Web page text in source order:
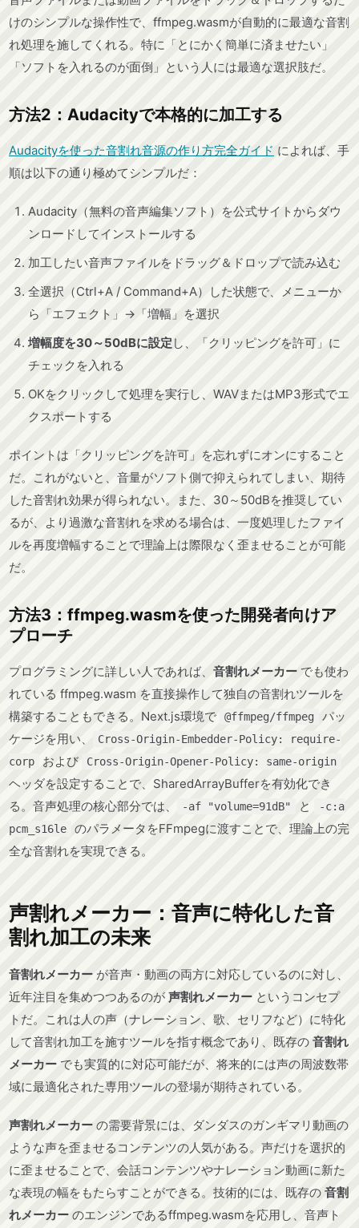
けのシンプルな操作性で、ffmpeg.wasmが自動的に最適な音割
れ処理を施してくれる。特に「とにかく簡単に済ませたい」
「ソフトを入れるのが面倒」という人には最適な選択肢だ。
方法2：Audacityで本格的に加工する
Audacityを使った音割れ音源の作り方完全ガイド によれば、手
順は以下の通り極めてシンプルだ：
Audacity（無料の音声編集ソフト）を公式サイトからダウ
ンロードしてインストールする
加工したい音声ファイルをドラッグ＆ドロップで読み込む
全選択（Ctrl+A / Command+A）した状態で、メニューか
ら「エフェクト」→「増幅」を選択
増幅度を30～50dBに設定 し、「クリッピングを許可」に
チェックを入れる
OKをクリックして処理を実行し、WAVまたはMP3形式でエ
クスポートする
ポイントは「クリッピングを許可」を忘れずにオンにすること
だ。これがないと、音量がソフト側で抑えられてしまい、期待
した音割れ効果が得られない。また、30～50dBを推奨してい
るが、より過激な音割れを求める場合は、一度処理したファイ
ルを再度増幅することで理論上は際限なく歪ませることが可能
だ。
方法3：ffmpeg.wasmを使った開発者向けア
プローチ
プログラミングに詳しい人であれば、 音割れメーカー でも使わ
れている ffmpeg.wasm を直接操作して独自の音割れツールを
構築することもできる。Next.js環境で
@ffmpeg/ffmpeg
パッ
ケージを用い、
Cross-Origin-Embedder-Policy: require-
corp
および Cross-Origin-Opener-Policy: same-origin
ヘッダを設定することで、SharedArrayBufferを有効化でき
る。音声処理の核心部分では、
-af "volume=91dB" と
-c:a
pcm_s16le
のパラメータをFFmpegに渡すことで、理論上の完
全な音割れを実現できる。
声割れメーカー：音声に特化した音
割れ加工の未来
音割れメーカー が音声・動画の両方に対応しているのに対し、
近年注目を集めつつあるのが 声割れメーカー というコンセプ
トだ。これは人の声（ナレーション、歌、セリフなど）に特化
して音割れ加工を施すツールを指す概念であり、既存の 音割れ
メーカー でも実質的に対応可能だが、将来的には声の周波数帯
域に最適化された専用ツールの登場が期待されている。
声割れメーカー の需要背景には、ダンダスのガンギマリ動画の
ような声を歪ませるコンテンツの人気がある。声だけを選択的
に歪ませることで、会話コンテンツやナレーション動画に新た
な表現の幅をもたらすことができる。技術的には、既存の 音割
れメーカー のエンジンであるffmpeg.wasmを応用し、音声ト